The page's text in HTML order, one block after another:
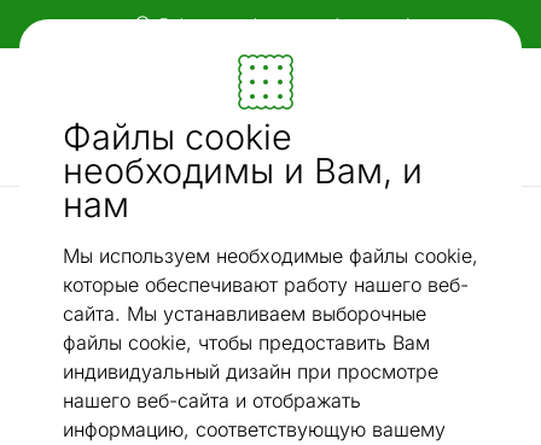
Файлы cookie
необходимы и Вам, и
нам
Мы используем необходимые файлы cookie,
которые обеспечивают работу нашего веб-
сайта. Мы устанавливаем выборочные
файлы cookie, чтобы предоставить Вам
индивидуальный дизайн при просмотре
нашего веб-сайта и отображать
информацию, соответствующую вашему
Гибкие и удобные способы оплаты!
Мебель и убранство - ON24
Ищи...
Диван-кровати с ящиком для хранения
Диван-кровать Livorno II